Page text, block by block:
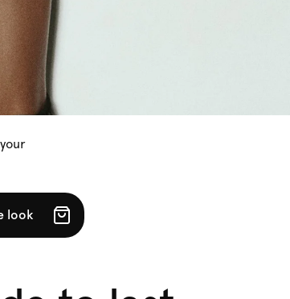
look